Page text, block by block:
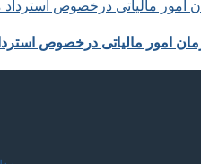
امور مالیاتی درخصوص